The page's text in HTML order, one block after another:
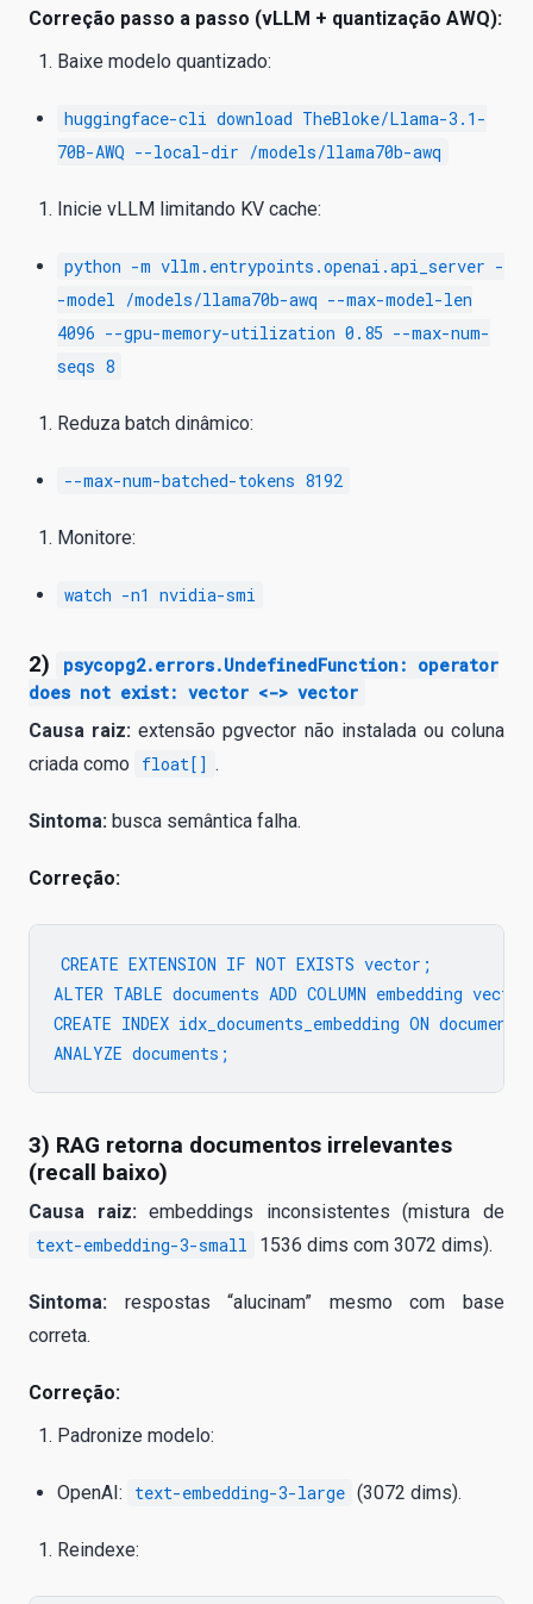
Correção passo a passo (vLLM + quantização AWQ):
Baixe modelo quantizado:
huggingface-cli download TheBloke/Llama-3.1-
70B-AWQ --local-dir /models/llama70b-awq
Inicie vLLM limitando KV cache:
python -m vllm.entrypoints.openai.api_server -
-model /models/llama70b-awq --max-model-len
4096 --gpu-memory-utilization 0.85 --max-num-
seqs 8
Reduza batch dinâmico:
--max-num-batched-tokens 8192
Monitore:
watch -n1 nvidia-smi
2)
psycopg2.errors.UndefinedFunction: operator
does not exist: vector <-> vector
Causa raiz: extensão pgvector não instalada ou coluna
criada como float[] .
Sintoma: busca semântica falha.
Correção:
CREATE EXTENSION IF NOT EXISTS vector;
ALTER TABLE documents ADD COLUMN embedding
CREATE INDEX idx_documents_embedding ON
3) RAG retorna documentos irrelevantes
(recall baixo)
Causa raiz:embeddings inconsistentes (mistura de
text-embedding-3-small
1536 dims com 3072 dims).
Sintoma: respostas “alucinam” mesmo com base
correta.
Correção:
Padronize modelo:
OpenAI: text-embedding-3-large (3072 dims).
Reindexe: